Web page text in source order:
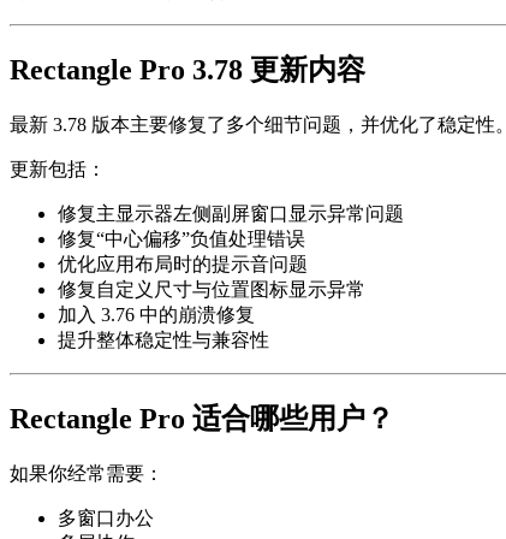
Rectangle Pro 3.78 更新内容
最新 3.78 版本主要修复了多个细节问题，并优化了稳定性。
更新包括：
修复主显示器左侧副屏窗口显示异常问题
修复“中心偏移”负值处理错误
优化应用布局时的提示音问题
修复自定义尺寸与位置图标显示异常
加入 3.76 中的崩溃修复
提升整体稳定性与兼容性
Rectangle Pro 适合哪些用户？
如果你经常需要：
多窗口办公